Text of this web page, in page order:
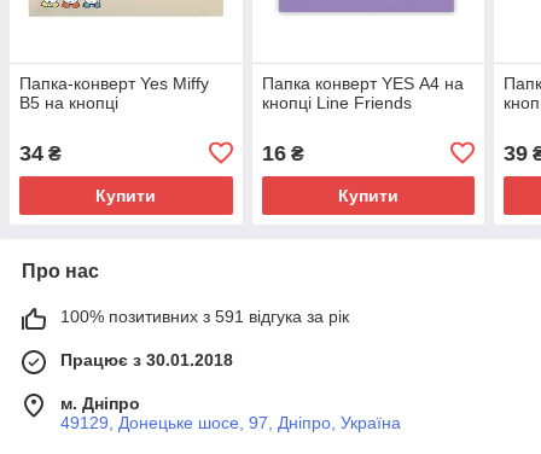
Папка-конверт Yes Miffy
В5 на кнопці
34 ₴
Купити
Папка конверт YES А4 на
кнопці Line Friends
16₴
Купити
39
Про нас
100% позитивних з 591 відгука за рік
Працює з 30.01.2018
м. Дніпро
49129, Донецьке шосе, 97, Дніпро, Україна